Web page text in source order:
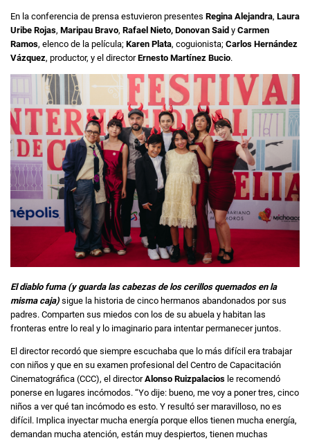
En la conferencia de prensa estuvieron presentes Regina Alejandra, Laura
Uribe Rojas, Maripau Bravo, Rafael Nieto, Donovan Said y Carmen
Ramos, elenco de la película; Karen Plata, coguionista; Carlos Hernández
Vázquez, productor, y el directorErnesto Martínez Bucio.
El diablo fuma (y guarda las cabezas de los cerillos quemados en la
misma caja) sigue la historia de cinco hermanos abandonados por sus
padres. Comparten sus miedos con los de su abuela y habitan las
fronteras entre lo real y lo imaginario para intentar permanecer juntos.
El director recordó que siempre escuchaba que lo más difícil era trabajar
con niños y que en su examen profesional del Centro de Capacitación
Cinematográfica (CCC), el directorAlonso Ruizpalacios le recomendó
ponerse en lugares incómodos. “Yo dije: bueno, me voy a poner tres, cinco
niños a ver qué tan incómodo es esto. Y resultó ser maravilloso, no es
difícil. Implica inyectar mucha energía porque ellos tienen mucha energía,
demandan mucha atención, están muy despiertos, tienen muchas